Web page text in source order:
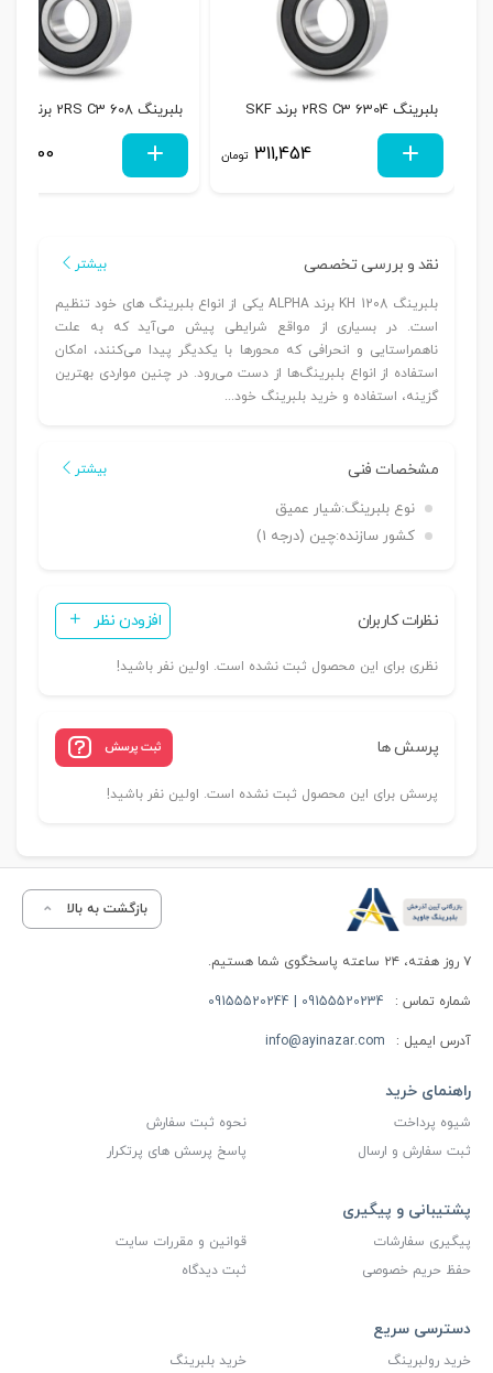
بلبرینگ 6304 2RS C3 برند SKF
311,454 تومان
بلبرینگ 608 2RS C3 برند SKF
125,000
نقد و بررسی تخصصی بیشتر
بلبرینگ 1208 KH برند ALPHA یکی از انواع بلبرینگ های خود تنظیم
است. در بسیاری ‌از مواقع شرایطی پیش می‌آید که به علت
ناهمراستایی و انحرافی که محورها با یکدیگر پیدا می‌کنند، امکان
استفاده ‌از انواع بلبرینگ‌ها از دست می‌رود. در چنین مواردی بهترین
گزینه، استفاده و خرید بلبرینگ خود...
مشخصات فنی بیشتر
نوع بلبرینگ:شیار عمیق
کشور سازنده:چین (درجه 1)
نظرات کاربران افزودن نظر
نظری برای این محصول ثبت نشده است. اولین نفر باشید!
پرسش ها ثبت پرسش
پرسش برای این محصول ثبت نشده است. اولین نفر باشید!
بازگشت به بالا
۷ روز هفته، ۲۴ ساعته پاسخگوی شما هستیم.
شماره تماس : 09155520234 | 09155520244
آدرس ایمیل : info@ayinazar.com
راهنمای خرید
شیوه پرداخت
نحوه ثبت سفارش
ثبت سفارش و ارسال
پاسخ پرسش های پرتکرار
پشتیبانی و پیگیری
پیگیری سفارشات
قوانین و مقررات سایت
حفظ حریم خصوصی
ثبت دیدگاه
دسترسی سریع
خرید رولبرینگ خرید بلبرینگ